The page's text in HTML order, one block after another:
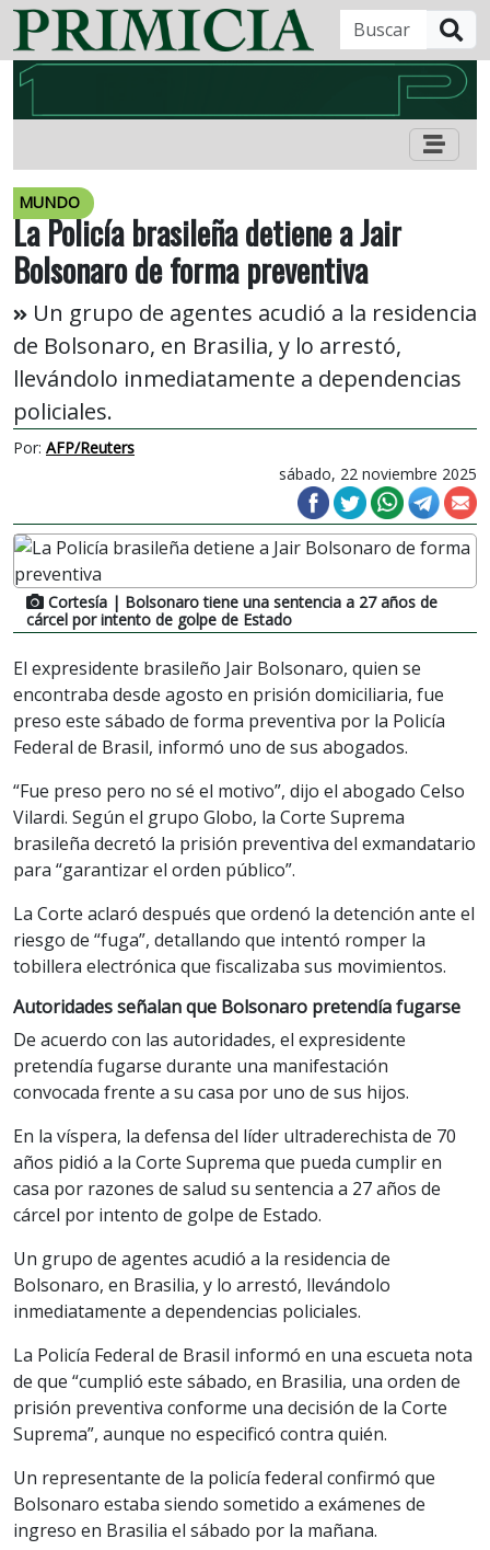
MUNDO
La Policía brasileña detiene a Jair
Bolsonaro de forma preventiva
Un grupo de agentes acudió a la residencia
de Bolsonaro, en Brasilia, y lo arrestó,
llevándolo inmediatamente a dependencias
policiales.
Por: AFP/Reuters
sábado, 22 noviembre 2025
Cortesía | Bolsonaro tiene una sentencia a 27 años de
cárcel por intento de golpe de Estado
El expresidente brasileño Jair Bolsonaro, quien se
encontraba desde agosto en prisión domiciliaria, fue
preso este sábado de forma preventiva por la Policía
Federal de Brasil, informó uno de sus abogados.
“Fue preso pero no sé el motivo”, dijo el abogado Celso
Vilardi. Según el grupo Globo, la Corte Suprema
brasileña decretó la prisión preventiva del exmandatario
para “garantizar el orden público”.
La Corte aclaró después que ordenó la detención ante el
riesgo de “fuga”, detallando que intentó romper la
tobillera electrónica que fiscalizaba sus movimientos.
Autoridades señalan que Bolsonaro pretendía fugarse
De acuerdo con las autoridades, el expresidente
pretendía fugarse durante una manifestación
convocada frente a su casa por uno de sus hijos.
En la víspera, la defensa del líder ultraderechista de 70
años pidió a la Corte Suprema que pueda cumplir en
casa por razones de salud su sentencia a 27 años de
cárcel por intento de golpe de Estado.
Un grupo de agentes acudió a la residencia de
Bolsonaro, en Brasilia, y lo arrestó, llevándolo
inmediatamente a dependencias policiales.
La Policía Federal de Brasil informó en una escueta nota
de que “cumplió este sábado, en Brasilia, una orden de
prisión preventiva conforme una decisión de la Corte
Suprema”, aunque no especificó contra quién.
Un representante de la policía federal confirmó que
Bolsonaro estaba siendo sometido a exámenes de
ingreso en Brasilia el sábado por la mañana.